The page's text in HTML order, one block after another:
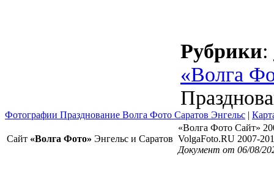
Рубрики:
«Волга
Фотографии Празднование Волга Фото Саратов Энгельс |
Сайт «Волга Фото» Энгельс и Саратов
«Волга Фото Сайт»
VolgaFoto.RU 2007-
Документ от 06/08/